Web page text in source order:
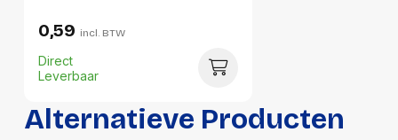
Alternatieve Producten
0,59 incl. BTW
Direct
Leverbaar